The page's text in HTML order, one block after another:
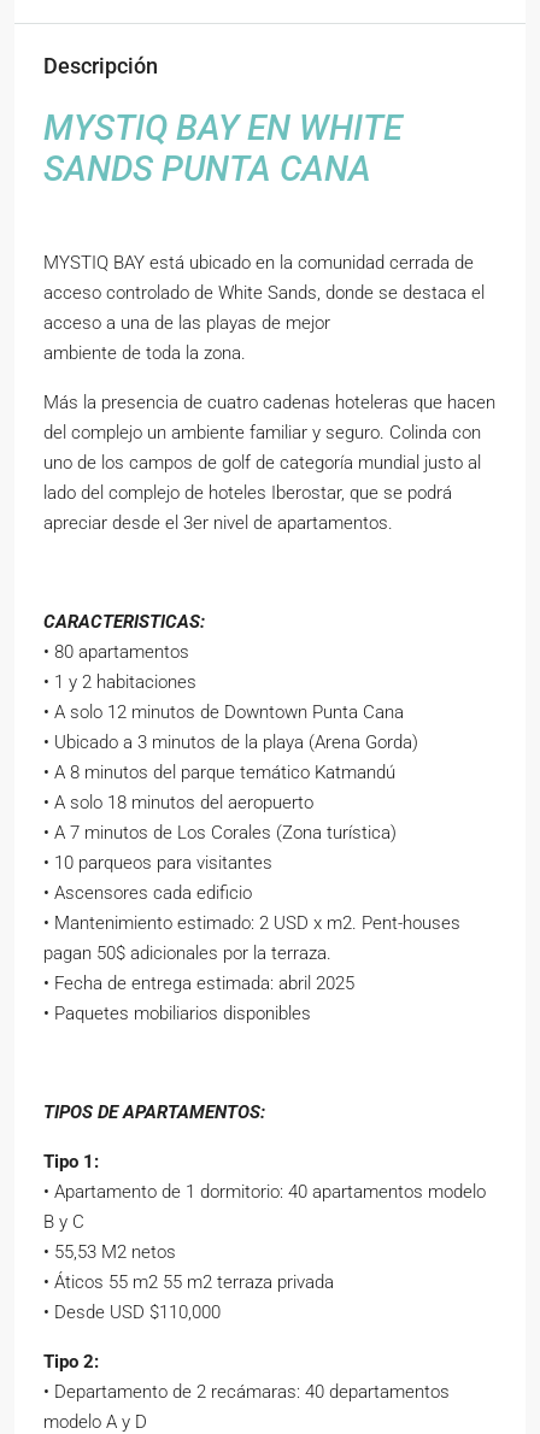
Descripción
MYSTIQ BAY EN WHITE
SANDS PUNTA CANA
MYSTIQ BAY está ubicado en la comunidad cerrada de
acceso controlado de White Sands, donde se destaca el
acceso a una de las playas de mejor
ambiente de toda la zona.
Más la presencia de cuatro cadenas hoteleras que hacen
del complejo un ambiente familiar y seguro. Colinda con
uno de los campos de golf de categoría mundial justo al
lado del complejo de hoteles Iberostar, que se podrá
apreciar desde el 3er nivel de apartamentos.
CARACTERISTICAS:
• 80 apartamentos
• 1 y 2 habitaciones
• A solo 12 minutos de Downtown Punta Cana
• Ubicado a 3 minutos de la playa (Arena Gorda)
• A 8 minutos del parque temático Katmandú
• A solo 18 minutos del aeropuerto
• A 7 minutos de Los Corales (Zona turística)
• 10 parqueos para visitantes
• Ascensores cada edificio
• Mantenimiento estimado: 2 USD x m2. Pent-houses
pagan 50$ adicionales por la terraza.
• Fecha de entrega estimada: abril 2025
• Paquetes mobiliarios disponibles
TIPOS DE APARTAMENTOS:
Tipo 1:
• Apartamento de 1 dormitorio: 40 apartamentos modelo
B y C
• 55,53 M2 netos
• Áticos 55 m2 55 m2 terraza privada
• Desde USD $110,000
Tipo 2:
• Departamento de 2 recámaras: 40 departamentos
modelo A y D